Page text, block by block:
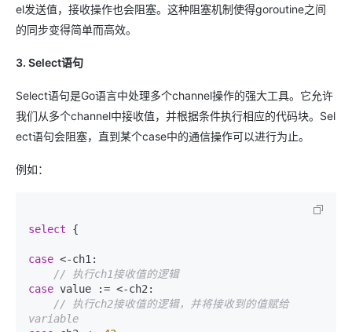
el发送值，接收操作也会阻塞。这种阻塞机制使得goroutine之间
的同步变得简单而高效。
3. Select语句
Select语句是Go语言中处理多个channel操作的强大工具。它允许
我们从多个channel中接收值，并根据条件执行相应的代码块。Sel
ect语句会阻塞，直到某个case中的通信操作可以进行为止。
例如：
select {
case <-ch1:
// 执行ch1接收值的逻辑
case value := <-ch2:
// 执行ch2接收值的逻辑，并将接收到的值赋给
variable